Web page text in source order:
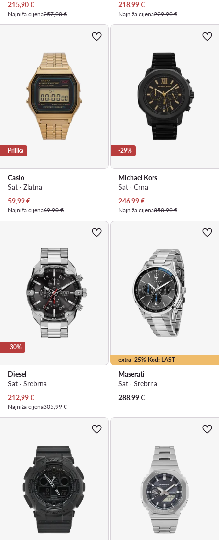
Trenutna cijena
215,90€
Najniža cijena257,90 €
Trenutna cijena
218,99€
Najniža cijena229,99 €
Prilika
Casio
Sat · Zlatna
Trenutna cijena
59,99€
Najniža cijena69,90 €
-29%
Michael Kors
Sat · Crna
Trenutna cijena
246,99€
Najniža cijena350,99 €
-30%
Diesel
Sat · Srebrna
Trenutna cijena
212,99€
Najniža cijena305,99 €
extra -25% Kod: LAST
Maserati
Sat · Srebrna
288,99€